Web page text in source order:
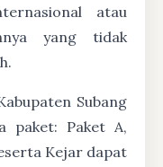
atau
yang tidak
Subang
paket: Paket A,
Kejar dapat